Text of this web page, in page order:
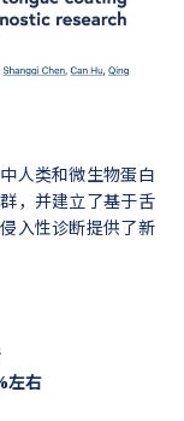
人类和微生物蛋白
，并建立了基于舌
入性诊断提供了新
左右